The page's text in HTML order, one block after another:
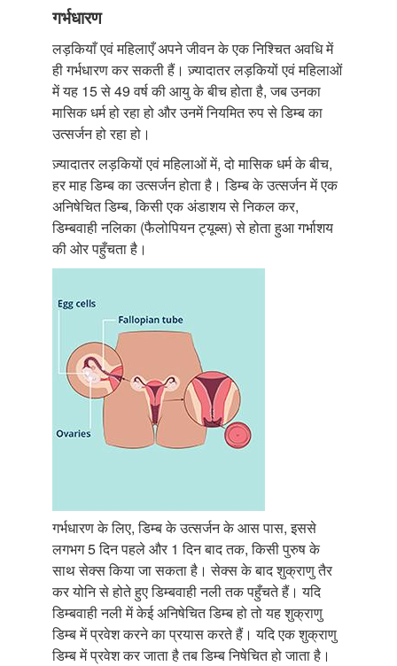
गर्भधारण
लड़कियाँ एवं महिलाएँ अपने जीवन के एक निश्चित अवधि में
ही गर्भधारण कर सकती हैं। ज़्यादातर लड़कियों एवं महिलाओं
में यह 15 से 49 वर्ष की आयु के बीच होता है, जब उनका
मासिक धर्म हो रहा हो और उनमें नियमित रुप से डिम्ब का
उत्सर्जन हो रहा हो।
ज़्यादातर लड़कियों एवं महिलाओं में, दो मासिक धर्म के बीच,
हर माह डिम्ब का उत्सर्जन होता है। डिम्ब के उत्सर्जन में एक
अनिषेचित डिम्ब, किसी एक अंडाशय से निकल कर,
डिम्बवाही नलिका (फैलोपियन ट्यूब्स) से होता हुआ गर्भाशय
की ओर पहुँचता है।
गर्भधारण के लिए, डिम्ब के उत्सर्जन के आस पास, इससे
लगभग 5 दिन पहले और 1 दिन बाद तक, किसी पुरुष के
साथ सेक्स किया जा सकता है। सेक्स के बाद शुक्राणु तैर
कर योनि से होते हुए डिम्बवाही नली तक पहुँचते हैं। यदि
डिम्बवाही नली में केई अनिषेचित डिम्ब हो तो यह शुक्राणु
डिम्ब में प्रवेश करने का प्रयास करते हैं। यदि एक शुक्राणु
डिम्ब में प्रवेश कर जाता है तब डिम्ब निषेचित हो जाता है।